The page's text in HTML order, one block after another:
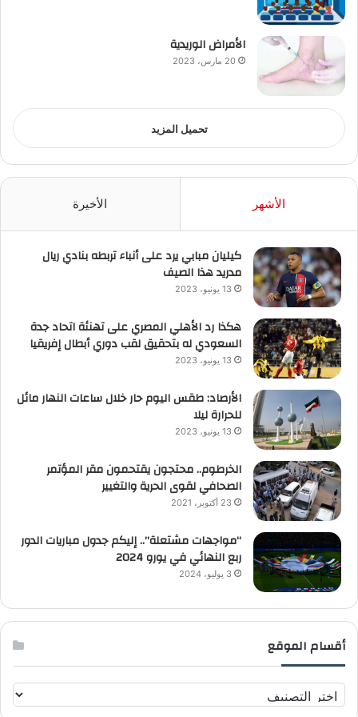
الأمراض الوريدية
20 مارس، 2023
تحميل المزيد
الأشهر الأخيرة
كيليان مبابي يرد على أنباء تربطه بنادي ريال
مدريد هذا الصيف
13 يونيو، 2023
هكذا رد الأهلي المصري على تهنئة اتحاد جدة
السعودي له بتحقيق لقب دوري أبطال إفريقيا
13 يونيو، 2023
الأرصاد: طقس اليوم حار خلال ساعات النهار مائل
للحرارة ليلا
13 يونيو، 2023
الخرطوم.. محتجون يقتحمون مقر المؤتمر
الصحافي لقوى الحرية والتغيير
23 أكتوبر، 2021
“مواجهات مشتعلة”.. إليكم جدول مباريات الدور
ربع النهائي في يورو 2024
3 يوليو، 2024
أقسام الموقع
ق